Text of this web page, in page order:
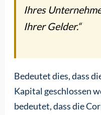
Ihres
Ihrer Gelder.“
Bedeutet dies, dass
Kapital geschlossen
bedeutet, dass die